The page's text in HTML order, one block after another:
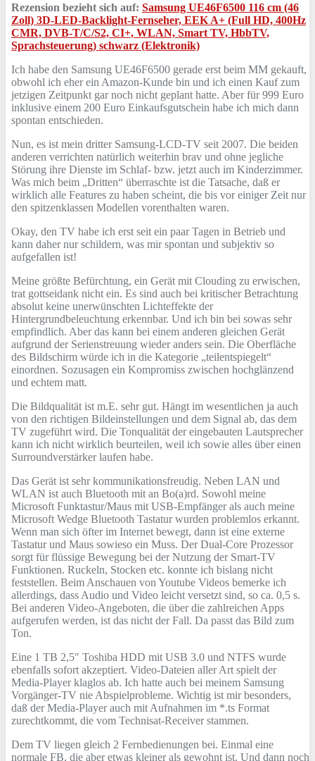
Rezension bezieht sich auf: Samsung UE46F6500 116 cm (46
Zoll) 3D-LED-Backlight-Fernseher, EEK A+ (Full HD, 400Hz
CMR, DVB-T/C/S2, CI+, WLAN, Smart TV, HbbTV,
Sprachsteuerung) schwarz (Elektronik)
Ich habe den Samsung UE46F6500 gerade erst beim MM gekauft,
obwohl ich eher ein Amazon-Kunde bin und ich einen Kauf zum
jetzigen Zeitpunkt gar noch nicht geplant hatte. Aber für 999 Euro
inklusive einem 200 Euro Einkaufsgutschein habe ich mich dann
spontan entschieden.
Nun, es ist mein dritter Samsung-LCD-TV seit 2007. Die beiden
anderen verrichten natürlich weiterhin brav und ohne jegliche
Störung ihre Dienste im Schlaf- bzw. jetzt auch im Kinderzimmer.
Was mich beim „Dritten“ überraschte ist die Tatsache, daß er
wirklich alle Features zu haben scheint, die bis vor einiger Zeit nur
den spitzenklassen Modellen vorenthalten waren.
Okay, den TV habe ich erst seit ein paar Tagen in Betrieb und
kann daher nur schildern, was mir spontan und subjektiv so
aufgefallen ist!
Meine größte Befürchtung, ein Gerät mit Clouding zu erwischen,
trat gottseidank nicht ein. Es sind auch bei kritischer Betrachtung
absolut keine unerwünschten Lichteffekte der
Hintergrundbeleuchtung erkennbar. Und ich bin bei sowas sehr
empfindlich. Aber das kann bei einem anderen gleichen Gerät
aufgrund der Serienstreuung wieder anders sein. Die Oberfläche
des Bildschirm würde ich in die Kategorie „teilentspiegelt“
einordnen. Sozusagen ein Kompromiss zwischen hochglänzend
und echtem matt.
Die Bildqualität ist m.E. sehr gut. Hängt im wesentlichen ja auch
von den richtigen Bildeinstellungen und dem Signal ab, das dem
TV zugeführt wird. Die Tonqualität der eingebauten Lautsprecher
kann ich nicht wirklich beurteilen, weil ich sowie alles über einen
Surroundverstärker laufen habe.
Das Gerät ist sehr kommunikationsfreudig. Neben LAN und
WLAN ist auch Bluetooth mit an Bo(a)rd. Sowohl meine
Microsoft Funktastur/Maus mit USB-Empfänger als auch meine
Microsoft Wedge Bluetooth Tastatur wurden problemlos erkannt.
Wenn man sich öfter im Internet bewegt, dann ist eine externe
Tastatur und Maus sowieso ein Muss. Der Dual-Core Prozessor
sorgt für flüssige Bewegung bei der Nutzung der Smart-TV
Funktionen. Ruckeln, Stocken etc. konnte ich bislang nicht
feststellen. Beim Anschauen von Youtube Videos bemerke ich
allerdings, dass Audio und Video leicht versetzt sind, so ca. 0,5 s.
Bei anderen Video-Angeboten, die über die zahlreichen Apps
aufgerufen werden, ist das nicht der Fall. Da passt das Bild zum
Ton.
Eine 1 TB 2,5″ Toshiba HDD mit USB 3.0 und NTFS wurde
ebenfalls sofort akzeptiert. Video-Dateien aller Art spielt der
Media-Player klaglos ab. Ich hatte auch bei meinem Samsung
Vorgänger-TV nie Abspielprobleme. Wichtig ist mir besonders,
daß der Media-Player auch mit Aufnahmen im *.ts Format
zurechtkommt, die vom Technisat-Receiver stammen.
Dem TV liegen gleich 2 Fernbedienungen bei. Einmal eine
normale FB, die aber etwas kleiner als gewohnt ist. Und dann noch